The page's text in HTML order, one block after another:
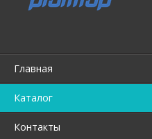
Главная
Каталог
Контакты